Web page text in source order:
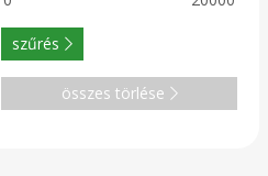
szűrés
összes törlése